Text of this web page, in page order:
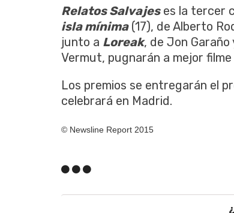
Relatos Salvajeses la tercer
isla mínima(17), de Alberto
junto a Loreak, de Jon Garaño
Vermut, pugnarán a mejor filme
Los premios se entregarán el
celebrará en Madrid.
© Newsline Report 2015